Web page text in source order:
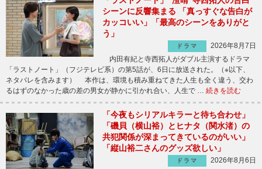
シーンに反響集まる 「真っすぐな告白が
カッコいい」「最高のシーンをありがと
う」
ドラマ
2026年8月7日
内田有紀と寺西拓人がダブル主演するドラマ
「ラストノート」（フジテレビ系）の第5話が、6日に放送された。（※以下、
ネタバレを含みます） 本作は、環境も積み重ねてきた人生も全く違う、交わ
るはずのなかった歳の差の男女が静かに引かれ合い、人生で … 続きを読む
「今夜もシリアルキラーと待ち合わせ」
「磯貝（横山裕）とヒナタ（関水渚）の
共犯関係が深まってきているのがいい」
「縦山裕二さんのグッズ欲しい」
ドラマ
2026年8月6日